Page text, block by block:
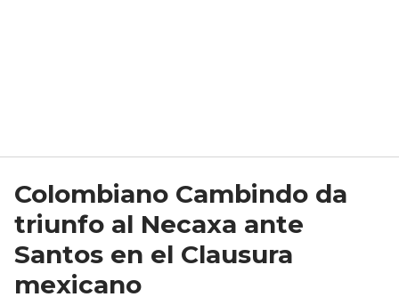
Colombiano Cambindo da
triunfo al Necaxa ante
Santos en el Clausura
mexicano